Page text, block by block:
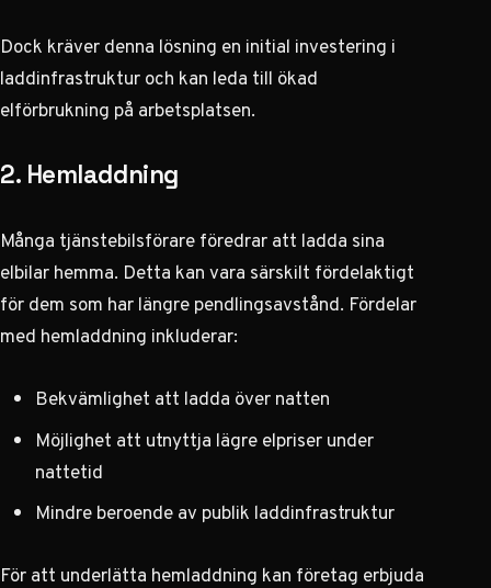
Dock kräver denna lösning en initial investering i
laddinfrastruktur och kan leda till ökad
elförbrukning på arbetsplatsen.
2. Hemladdning
Många tjänstebilsförare föredrar att ladda sina
elbilar hemma. Detta kan vara särskilt fördelaktigt
för dem som har längre pendlingsavstånd. Fördelar
med hemladdning inkluderar:
Bekvämlighet att ladda över natten
Möjlighet att utnyttja lägre elpriser under
nattetid
Mindre beroende av publik laddinfrastruktur
För att underlätta hemladdning kan företag erbjuda